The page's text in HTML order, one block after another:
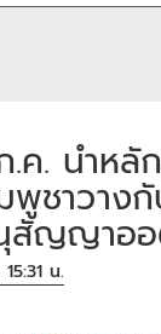
. นำหลั
ชาวางกั
สัญญาอ
น.